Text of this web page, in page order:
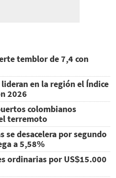
temblor de 7,4 con
lideran en la región el Índice
2026
colombianos
terremoto
se desacelera por segundo
a 5,58%
ordinarias por US$15.000